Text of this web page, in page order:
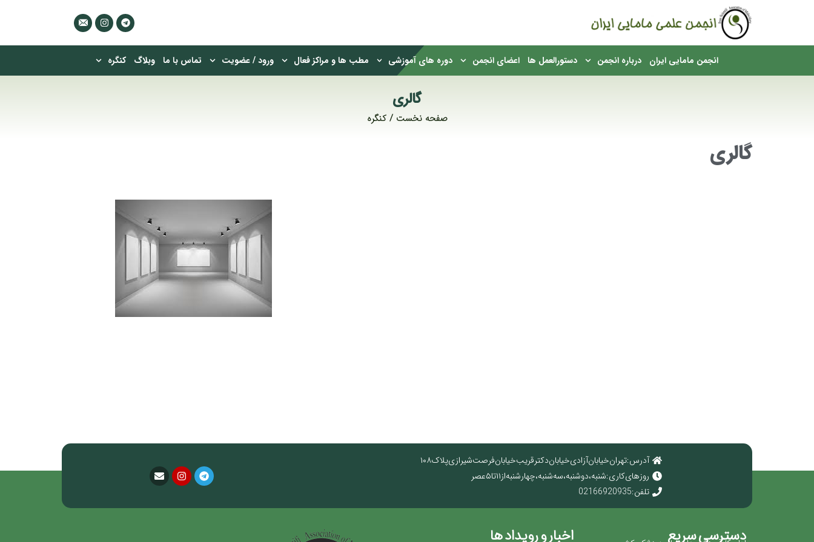
انجمن مامایی ایران درباره انجمن دستورالعمل ها اعضای انجمن دوره های آموزشی مطب ها و مراکز فعال ورود / عضویت تماس با ما وبلاگ کنگره
گالری
صفحه نخست کنگره
گالری
آدرس : تهران خیابان آزادی خیابان دکتر قریب خیابان فرصت شیرازی پلاک ۱۰۸
روز های کاری : شنبه ، دوشنبه ، سه شنبه ، چهارشنبه از ۱۱ تا ۵ عصر
تلفن : 02166920935
دسترسی سریع اخبار و رویداد ها